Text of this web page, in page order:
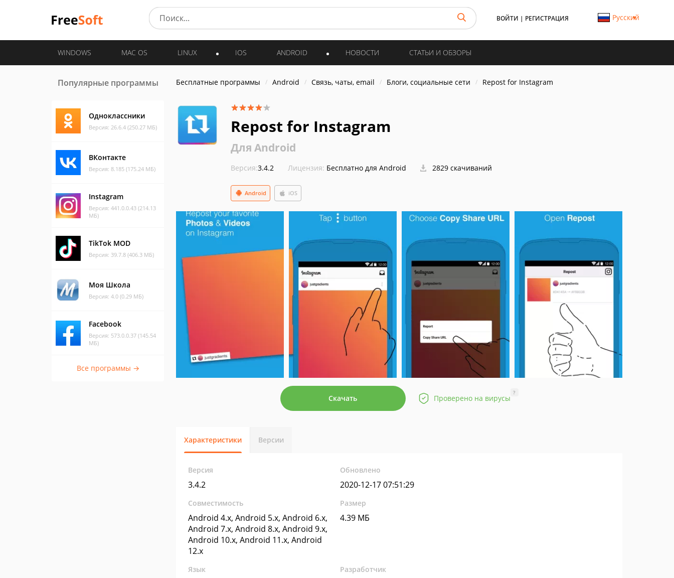
ВОЙТИ | РЕГИСТРАЦИЯ Русский
WINDOWS MAC OS LINUX IOS ANDROID НОВОСТИ СТАТЬИ И ОБЗОРЫ
Популярные программы
Одноклассники
Версия: 26.6.4 (250.27 МБ)
ВКонтакте
Версия: 8.185 (175.24 МБ)
Instagram
Версия: 441.0.0.43 (214.13
МБ)
TikTok MOD
Версия: 39.7.8 (406.3 МБ)
Моя Школа
Версия: 4.0 (0.29 МБ)
Facebook
Версия: 573.0.0.37 (145.54
МБ)
Все программы →
Бесплатные программы Android Связь, чаты, email Блоги, социальные сети Repost for Instagram
Repost for Instagram
Для Android
Версия:3.4.2 Лицензия: Бесплатно для Android 2829 скачиваний
Android iOS
Скачать Проверено на вирусы
?
Характеристики Версии
Версия
3.4.2
Обновлено
2020-12-17 07:51:29
Совместимость
Android 4.x, Android 5.x, Android 6.x,
Android 7.x, Android 8.x, Android 9.x,
Android 10.x, Android 11.x, Android
12.x
Размер
4.39 МБ
Язык Разработчик